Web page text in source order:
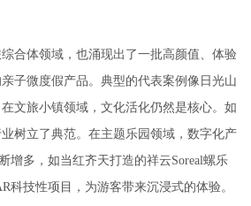
合体领域，也涌现出了一批高颜值、体验
子微度假产品。典型的代表案例像日光山
文旅小镇领域，文化活化仍然是核心。如
树立了典范。在主题乐园领域，数字化产
增多，如当红齐天打造的祥云Soreal螺乐
科技性项目，为游客带来沉浸式的体验。